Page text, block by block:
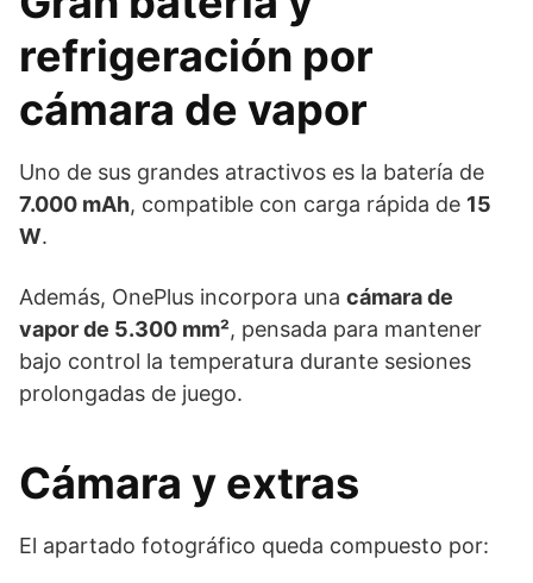
refrigeración por
cámara de vapor
Uno de sus grandes atractivos es la batería de
7.000 mAh, compatible con carga rápida de 15
W.
Además, OnePlus incorpora una cámara de
vapor de 5.300 mm², pensada para mantener
bajo control la temperatura durante sesiones
prolongadas de juego.
Cámara y extras
El apartado fotográfico queda compuesto por: